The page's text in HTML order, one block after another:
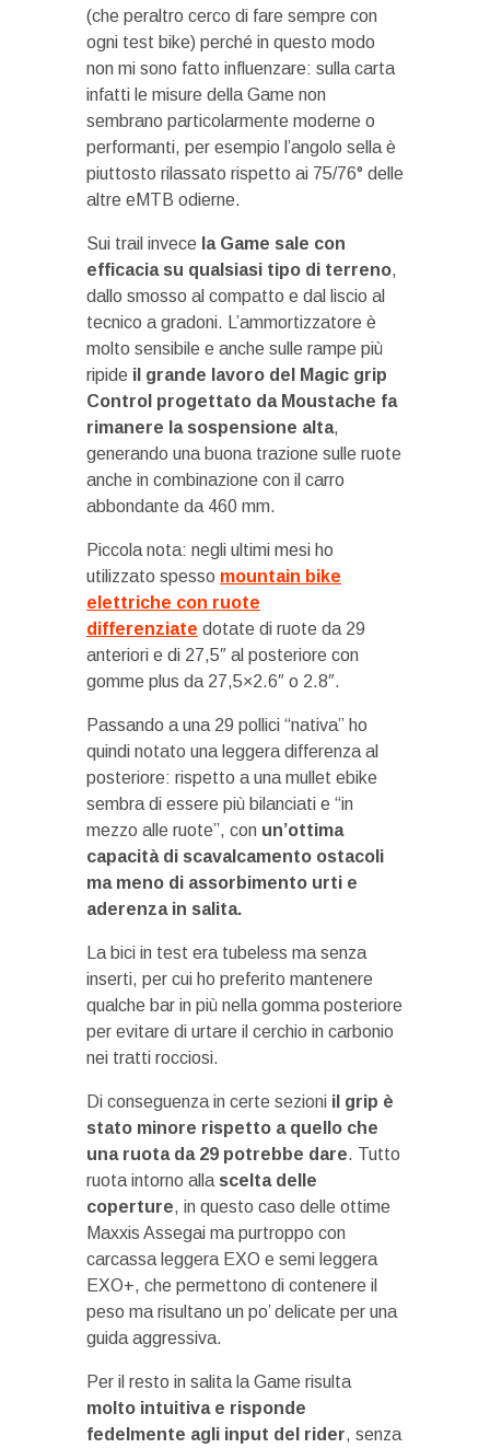
(che peraltro cerco di fare sempre con
ogni test bike) perché in questo modo
non mi sono fatto influenzare: sulla carta
infatti le misure della Game non
sembrano particolarmente moderne o
performanti, per esempio l’angolo sella è
piuttosto rilassato rispetto ai 75/76° delle
altre eMTB odierne.
Sui trail invece la Game sale con
efficacia su qualsiasi tipo di terreno,
dallo smosso al compatto e dal liscio al
tecnico a gradoni. L’ammortizzatore è
molto sensibile e anche sulle rampe più
ripide il grande lavoro del Magic grip
Control progettato da Moustache fa
rimanere la sospensione alta,
generando una buona trazione sulle ruote
anche in combinazione con il carro
abbondante da 460 mm.
Piccola nota: negli ultimi mesi ho
utilizzato spesso mountain bike
elettriche con ruote
differenziate dotate di ruote da 29
anteriori e di 27,5″ al posteriore con
gomme plus da 27,5×2.6″ o 2.8″.
Passando a una 29 pollici “nativa” ho
quindi notato una leggera differenza al
posteriore: rispetto a una mullet ebike
sembra di essere più bilanciati e “in
mezzo alle ruote”, con un’ottima
capacità di scavalcamento ostacoli
ma meno di assorbimento urti e
aderenza in salita.
La bici in test era tubeless ma senza
inserti, per cui ho preferito mantenere
qualche bar in più nella gomma posteriore
per evitare di urtare il cerchio in carbonio
nei tratti rocciosi.
Di conseguenza in certe sezioni il grip è
stato minore rispetto a quello che
una ruota da 29 potrebbe dare. Tutto
ruota intorno alla scelta delle
coperture, in questo caso delle ottime
Maxxis Assegai ma purtroppo con
carcassa leggera EXO e semi leggera
EXO+, che permettono di contenere il
peso ma risultano un po’ delicate per una
guida aggressiva.
Per il resto in salita la Game risulta
molto intuitiva e risponde
fedelmente agli input del rider, senza